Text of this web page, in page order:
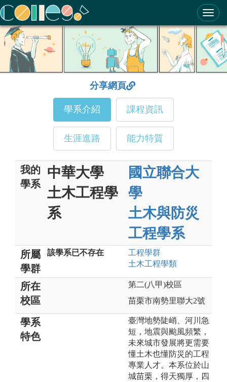
ColleGo! 大學選才與高中育才輔助系統
分享網頁
學系介紹 課程資訊
生涯進路 能力特質
我的
學系
中華大學
土木工程學
系
國立聯合大
學
土木與防災
工程學系
所屬
學群
該學系已不存在 工程學群
土木工程學類
所在
校區
第二(八甲)校區
苗栗市南勢里聯大2號
學系
特色
臺灣地勢陡峭、河川急
短，地震與颱風頻繁，
未來城市發展將更需要
懂土木也懂防災的工程
專業人才。本系位於山
城苗栗，得天獨厚，四